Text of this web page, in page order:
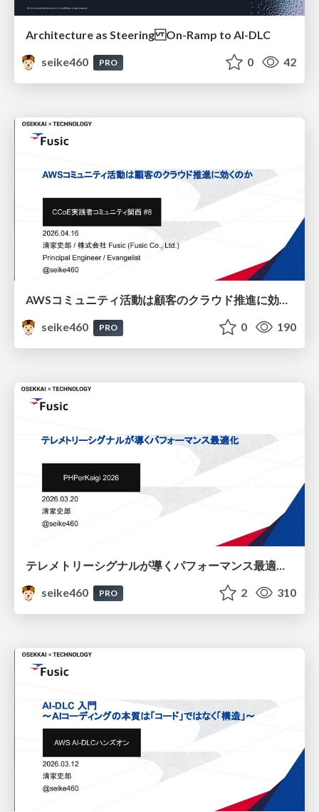
Architecture as Steering On-Ramp to AI-DLC
seike460
PRO 0 42
AWSコミュニティ活動は顧客のクラウド推進に効くのか / Do AWS community activities help customers adopt the cloud?
seike460
PRO 0 190
テレメトリーシグナルが導くパフォーマンス最適化 / Performance Optimization Driven by Telemetry Signals
seike460
PRO 2 310